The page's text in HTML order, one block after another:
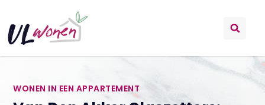
WONEN IN EEN APPARTEMENT